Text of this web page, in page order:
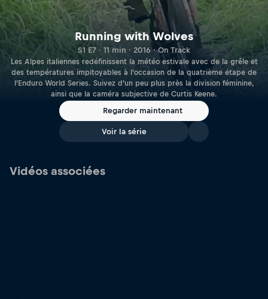
Running with Wolves
S1 E7 · 11 min · 2016 · On Track
Les Alpes italiennes redéfinissent la météo estivale avec de la grêle et
des températures impitoyables à l’occasion de la quatrième étape de
l’Enduro World Series. Suivez d’un peu plus près la division féminine,
ainsi que la caméra subjective de Curtis Keene.
Regarder maintenant
Voir la série
Vidéos associées